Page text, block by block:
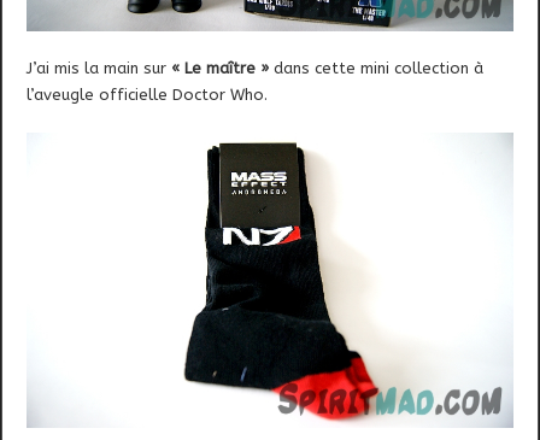
J’ai mis la main sur « Le maître » dans cette mini collection à
l’aveugle officielle Doctor Who.